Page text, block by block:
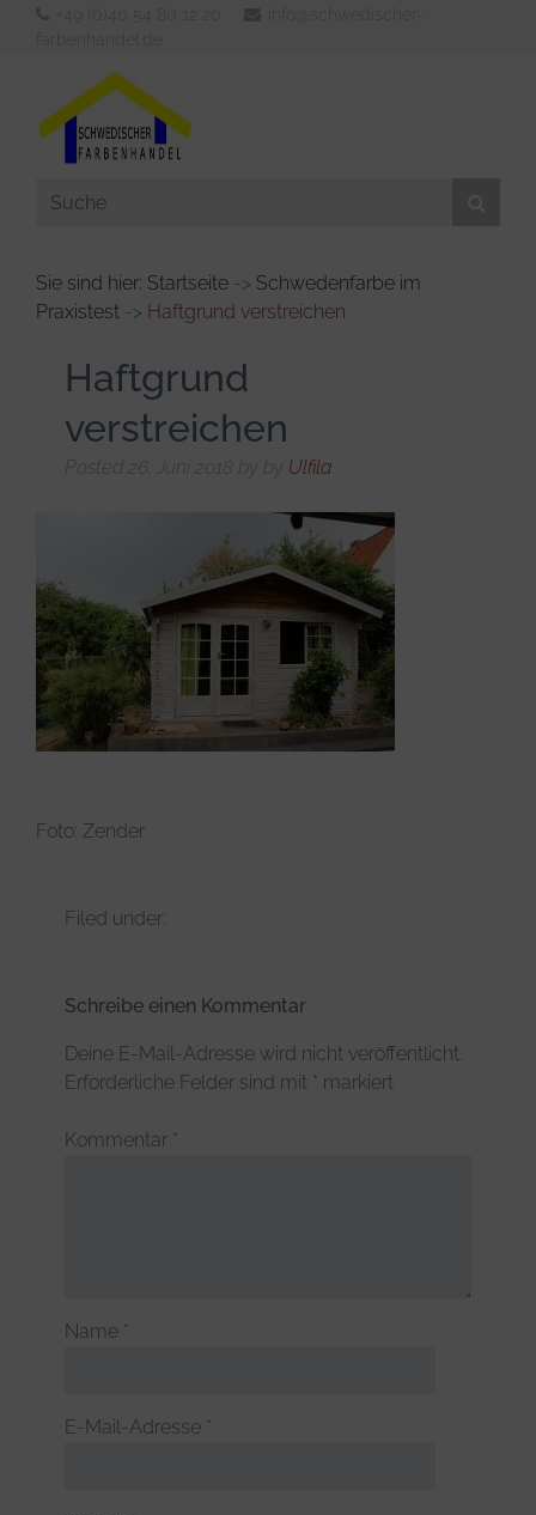
Aussenfarben
Innenfarben
Werkzeuge
Verdünner & Reiniger
Sie sind hier: Startseite -> Schwedenfarbe im
Praxistest -> Haftgrund verstreichen
Haftgrund
verstreichen
Posted 26. Juni 2018 by by Ulfila
Foto: Zender
Filed under:
Schreibe einen Kommentar
Deine E-Mail-Adresse wird nicht veröffentlicht.
Erforderliche Felder sind mit * markiert
Kommentar *
Name *
E-Mail-Adresse *